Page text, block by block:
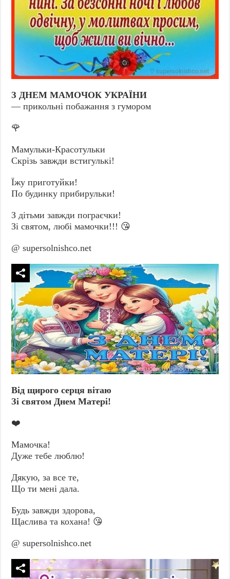
З ДНЕМ МАМОЧОК УКРАЇНИ
— прикольні побажання з гумором
🌹
Мамульки-Красотульки
Скрізь завжди встигулькі!
Їжу приготуйки!
По будинку прибирульки!
З дітьми завжди пограєчки!
Зі святом, любі мамочки!!! 😘
@ supersolnishco.net
Від щирого серця вітаю
Зі святом Днем Матері!
❤️
Мамочка!
Дуже тебе люблю!
Дякую, за все те,
Що ти мені дала.
Будь завжди здорова,
Щаслива та кохана! 😘
@ supersolnishco.net